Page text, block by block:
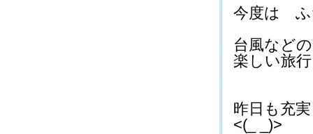
今度は ふ
台風など
楽しい旅
昨日も充
<(_ _)>